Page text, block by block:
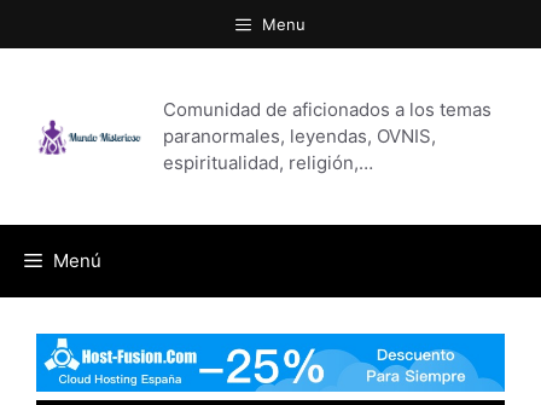
al
Menu
Comunidad de aficionados a los temas
paranormales, leyendas, OVNIS,
espiritualidad, religión,…
Menú